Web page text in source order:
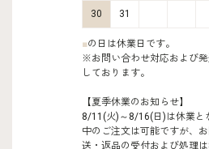
30 31
■の日は休業日です。
※お問い合わせ対応および
しております。
【夏季休業のお知らせ】
8/11(火)～8/16(日)は休業と
中のご注文は可能ですが、
送・返品の受付および処理